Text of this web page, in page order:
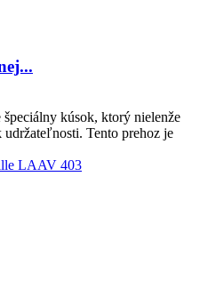
kúsok, ktorý nielenže
Tento prehoz je